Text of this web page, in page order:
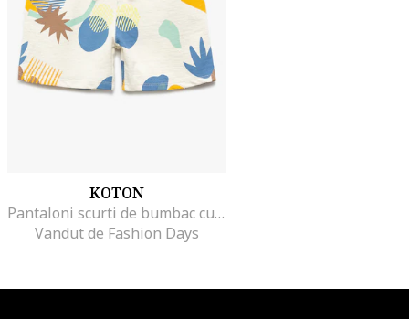
KOTON
Pantaloni scurti de bumbac cu snur
Vandut de Fashion Days